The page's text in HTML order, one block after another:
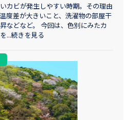
カビが発生しやすい時期。その理由
度差が大きいこと、洗濯物の部屋干
などなど。 今回は、色別にみたカ
...続きを見る